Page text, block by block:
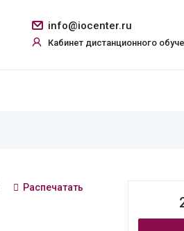
info@iocenter.ru
Кабинет дистанционного
Распечатать